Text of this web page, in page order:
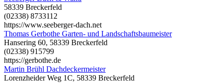
58339 Breckerfeld
(02338) 8733112
https://www.seeberger-dach.net
Thomas Gerbothe Garten- und Landschaftsbaumeister
Hansering 60, 58339 Breckerfeld
(02338) 915799
https://gerbothe.de
Martin Brühl Dachdeckermeister
Lorenzheider Weg 1C, 58339 Breckerfeld